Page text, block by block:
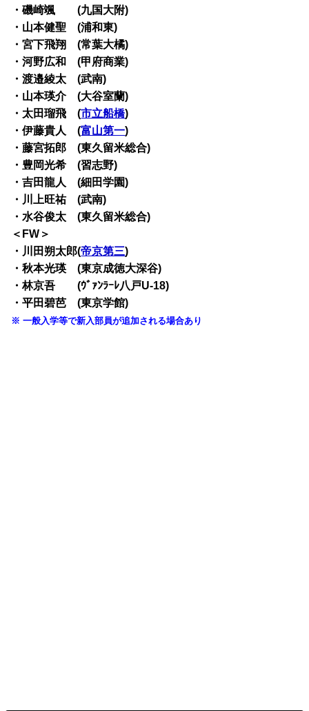
・磯崎颯 (九国大附)
・山本健聖 (浦和東)
・宮下飛翔 (常葉大橘)
・河野広和 (甲府商業)
・渡邉綾太 (武南)
・山本瑛介 (大谷室蘭)
・太田瑠飛 (市立船橋)
・伊藤貴人 (富山第一)
・藤宮拓郎 (東久留米総合)
・豊岡光希 (習志野)
・吉田龍人 (細田学園)
・川上旺祐 (武南)
・水谷俊太 (東久留米総合)
＜FW＞
・川田朔太郎(帝京第三)
・秋本光瑛 (東京成徳大深谷)
・林京吾 (ｳﾞｧﾝﾗｰﾚ八戸U-18)
・平田碧芭 (東京学館)
※ 一般入学等で新入部員が追加される場合あり